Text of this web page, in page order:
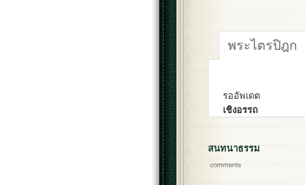
พระไตรปิฎก
รออัพเดต
เชิงอรรถ
สนทนาธรรม
comments